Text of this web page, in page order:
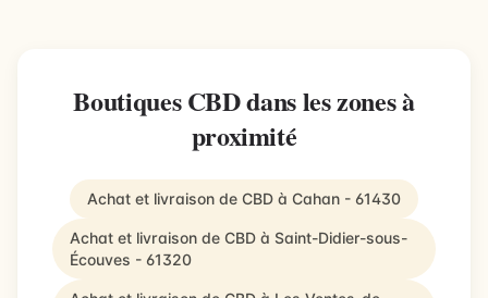
Boutiques CBD dans les zones à
proximité
Achat et livraison de CBD à Cahan - 61430
Achat et livraison de CBD à Saint-Didier-sous-
Écouves - 61320